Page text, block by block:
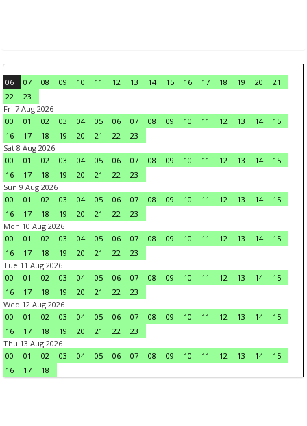
06 07 08 09 10 11 12 13 14 15 16 17 18 19 20
21
22
23
Fri 7 Aug 2026
00
01 02 03 04 05 06 07 08 09 10 11 12 13 14
15
16
17 18 19 20 21 22
23
Sat 8 Aug 2026
00
01 02 03 04 05 06 07 08 09 10 11 12 13 14
15
16
17 18 19 20 21 22
23
Sun 9 Aug 2026
00
01 02 03 04 05 06 07 08 09 10 11 12 13 14
15
16
17 18 19 20 21 22
23
Mon 10 Aug 2026
00
01 02 03 04 05 06 07 08 09 10 11 12 13 14
15
16
17 18 19 20 21 22
23
Tue 11 Aug 2026
00
01 02 03 04 05 06 07 08 09 10 11 12 13 14
15
16
17 18 19 20 21 22
23
Wed 12 Aug 2026
00
01 02 03 04 05 06 07 08 09 10 11 12 13 14
15
16
17 18 19 20 21 22
23
Thu 13 Aug 2026
00
01 02 03 04 05 06 07 08 09 10 11 12 13 14
15
16
17 18